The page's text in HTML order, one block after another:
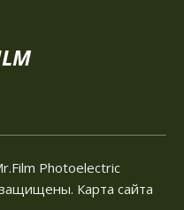
Photoelectric
защищены. Карта сайта